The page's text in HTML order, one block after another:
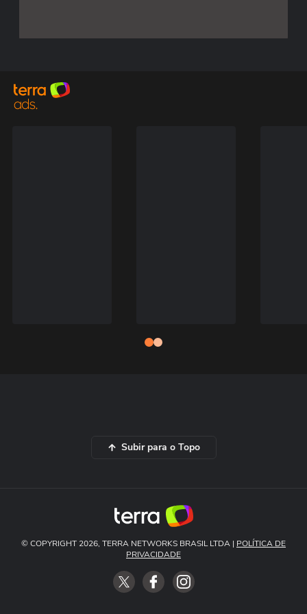
Subir para o Topo
© COPYRIGHT 2026, TERRA NETWORKS BRASIL LTDA | POLÍTICA DE
PRIVACIDADE